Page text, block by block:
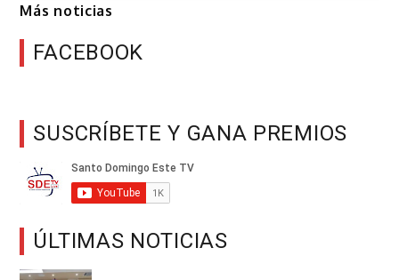
Más noticias
FACEBOOK
SUSCRÍBETE Y GANA PREMIOS
ÚLTIMAS NOTICIAS